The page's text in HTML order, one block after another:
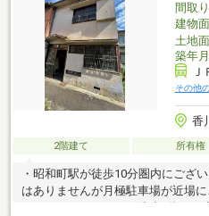
間取り
建物
土地
築年月
その他
香
2階建て 所有権
・昭和町駅が徒歩10分圏内にござ
はありませんが月極駐車場が近場